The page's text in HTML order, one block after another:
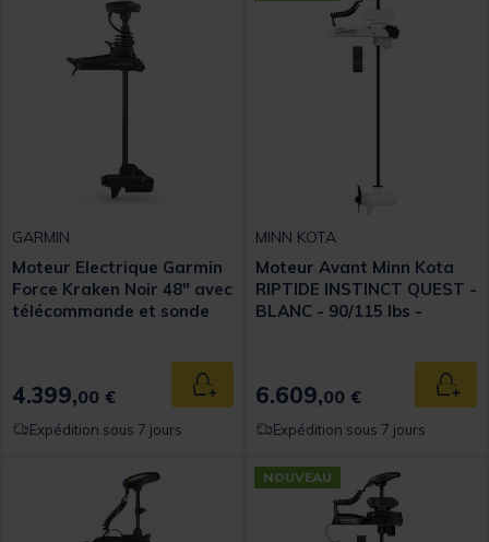
GARMIN
Moteur Electrique Garmin
Force Kraken Noir 48" avec
télécommande et sonde
4.399,00 € Ajouter au panier
Expédition sous 7 jours
MINN KOTA
Moteur Avant Minn Kota
RIPTIDE INSTINCT QUEST -
BLANC - 90/115 lbs -
6.609,00 €
Expédition sous 7 jours
NOUVEAU